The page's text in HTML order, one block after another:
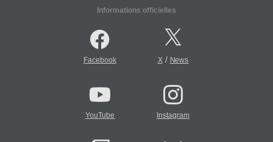
Informations officielles
Facebook X/ News
YouTube Instagram